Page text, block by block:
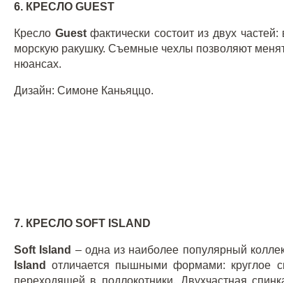
6. КРЕСЛО GUEST
Кресло Guest фактически состоит из двух
морскую ракушку. Съемные чехлы позволяют
нюансах.
Дизайн: Симоне Каньяццо.
7. КРЕСЛО SOFT ISLAND
Soft Island – одна из наиболее популярный
Island
отличается пышными формами: круглое
переходящей в подлокотники. Двухчастная